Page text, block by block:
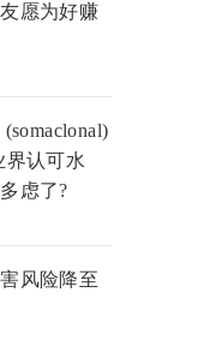
愿为好赚
界认可水
虑了?
风险降至